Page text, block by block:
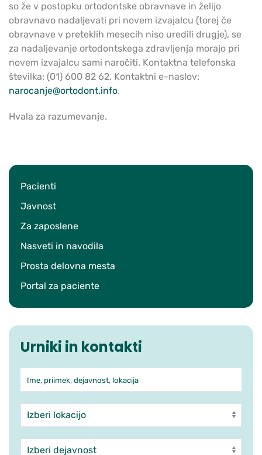
Pacienti
Javnost
Za zaposlene
Nasveti in navodila
Prosta delovna mesta
Portal za paciente
Urniki in kontakti
Iskanje po ambulantah in
Ime, priimek, dejavnost, lokacija
Enota
Dejavnost
so že v postopku ortodontske obravnave in želijo
obravnavo nadaljevati pri novem izvajalcu (torej če
obravnave v preteklih mesecih niso uredili drugje), se
za nadaljevanje ortodontskega zdravljenja morajo pri
novem izvajalcu sami naročiti. Kontaktna telefonska
številka: (01) 600 82 62. Kontaktni e-naslov:
narocanje@ortodont.info.
Hvala za razumevanje.